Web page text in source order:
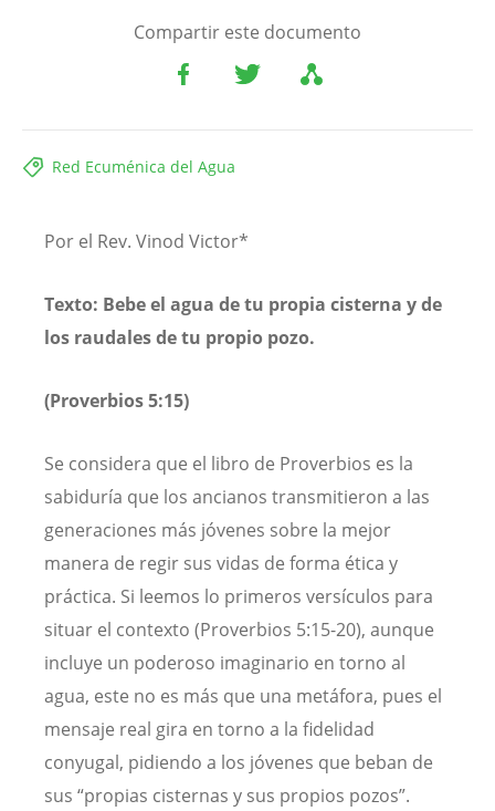
Compartir este documento
Red Ecuménica del Agua
Por el Rev. Vinod Victor*
Texto: Bebe el agua de tu propia cisterna y de
los raudales de tu propio pozo.
(Proverbios 5:15)
Se considera que el libro de Proverbios es la
sabiduría que los ancianos transmitieron a las
generaciones más jóvenes sobre la mejor
manera de regir sus vidas de forma ética y
práctica. Si leemos lo primeros versículos para
situar el contexto (Proverbios 5:15-20), aunque
incluye un poderoso imaginario en torno al
agua, este no es más que una metáfora, pues el
mensaje real gira en torno a la fidelidad
conyugal, pidiendo a los jóvenes que beban de
sus “propias cisternas y sus propios pozos”.